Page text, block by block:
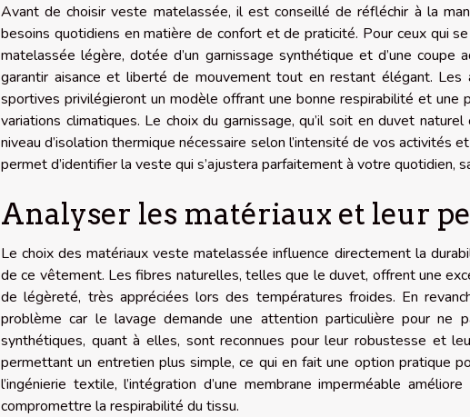
Avant de choisir veste matelassée, il est conseillé de réfléchir à la
besoins quotidiens en matière de confort et de praticité. Pour ceux qui
matelassée légère, dotée d’un garnissage synthétique et d’une coupe
garantir aisance et liberté de mouvement tout en restant élégant. Les
sportives privilégieront un modèle offrant une bonne respirabilité et une
variations climatiques. Le choix du garnissage, qu’il soit en duvet
niveau d’isolation thermique nécessaire selon l’intensité de vos activités
permet d’identifier la veste qui s’ajustera parfaitement à votre quotidien,
Analyser les matériaux et leur
Le choix des matériaux veste matelassée influence directement la
de ce vêtement. Les fibres naturelles, telles que le duvet, offrent une
de légèreté, très appréciées lors des températures froides. En
problème car le lavage demande une attention particulière pour ne
synthétiques, quant à elles, sont reconnues pour leur robustesse et
permettant un entretien plus simple, ce qui en fait une option pratique
l’ingénierie textile, l’intégration d’une membrane imperméable
compromettre la respirabilité du tissu.